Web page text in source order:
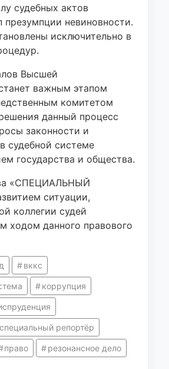
судебных актов
невиновности.
исключительно в
Высшей
важным этапом
комитетом
данный процесс
законности и
судебной системе
государства и общества.
«СПЕЦИАЛЬНЫЙ
ситуации,
коллегии судей
ходом данного правового
вккс
коррупция
специальный репортёр
право резонансное дело